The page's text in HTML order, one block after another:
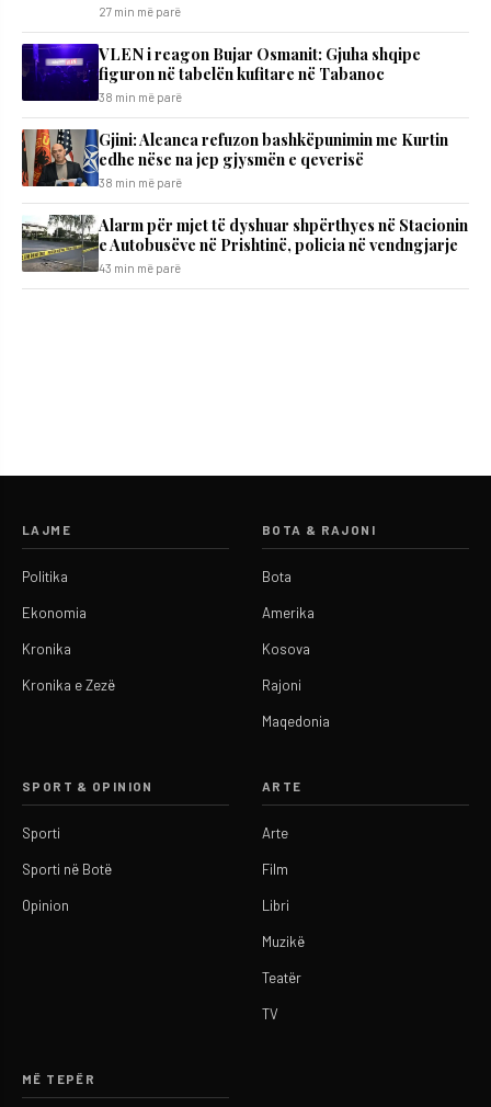
27 min më parë
VLEN i reagon Bujar Osmanit: Gjuha shqipe
figuron në tabelën kufitare në Tabanoc
38 min më parë
​Gjini: Aleanca refuzon bashkëpunimin me Kurtin
edhe nëse na jep gjysmën e qeverisë
38 min më parë
Alarm për mjet të dyshuar shpërthyes në Stacionin
e Autobusëve në Prishtinë, policia në vendngjarje
43 min më parë
LAJME
Politika
Ekonomia
Kronika
Kronika e Zezë
BOTA & RAJONI
Bota
Amerika
Kosova
Rajoni
Maqedonia
SPORT & OPINION
Sporti
Sporti në Botë
Opinion
ARTE
Arte
Film
Libri
Muzikë
Teatër
TV
MË TEPËR